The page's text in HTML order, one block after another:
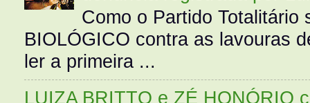
Como o Partido Totalitário
BIOLÓGICO contra as lavouras
ler a primeira ...
LUIZA BRITTO e ZÉ HONÓRIO